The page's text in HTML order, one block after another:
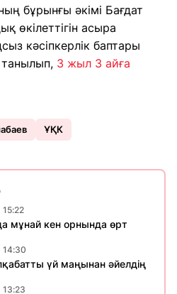
бұрынғы әкімі Бағдат
өкілеттігін асыра
кәсіпкерлік баптары
танылып, 3 жыл 3 айға
ҰҚК
15:22
мұнай кен орнында өрт
14:30
үй маңынан әйелдің
13:23